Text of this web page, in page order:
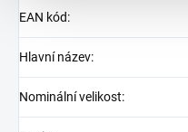
EAN kód:
Hlavní název:
Nominální velikost: